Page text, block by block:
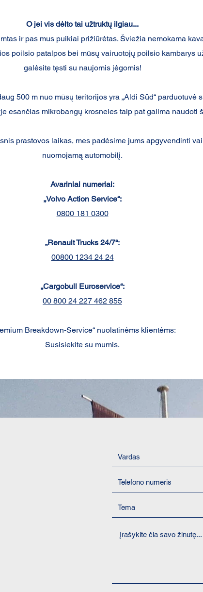
O jei vis dėlto tai užtruktų ilgiau...
ir pas mus puikiai prižiūrėtas. Šviežia nemokama
poilsio patalpos bei mūsų vairuotojų poilsio kambarys
galėsite tęsti su naujomis jėgomis!
500 m nuo mūsų teritorijos yra „Aldi Süd“ parduotuvė
esančias mikrobangų krosneles taip pat galima naudoti
prastovos laikas, mes padėsime jums apgyvendinti
nuomojamą automobilį.
Avariniai numeriai:
„Volvo Action Service“:
0800 181 0300
„Renault Trucks 24/7“:
00800 1234 24 24
„Cargobull Euroservice“:
00 800 24 227 462 855
Breakdown-Service“ nuolatinėms klientėms:
Susisiekite su mumis.